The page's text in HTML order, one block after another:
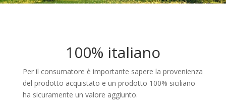
100% italiano
Per il consumatore è importante sapere la provenienza
del prodotto acquistato e un prodotto 100% siciliano
ha sicuramente un valore aggiunto.